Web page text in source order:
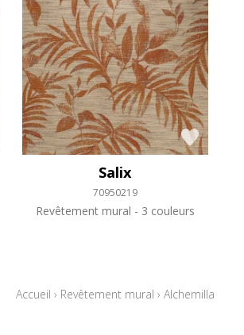
Salix
70950219
Revêtement mural 3 couleurs
Accueil › Revêtement mural › Alchemilla